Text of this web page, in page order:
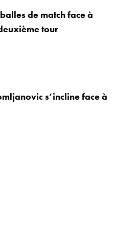
de match face à
tour
s’incline face à